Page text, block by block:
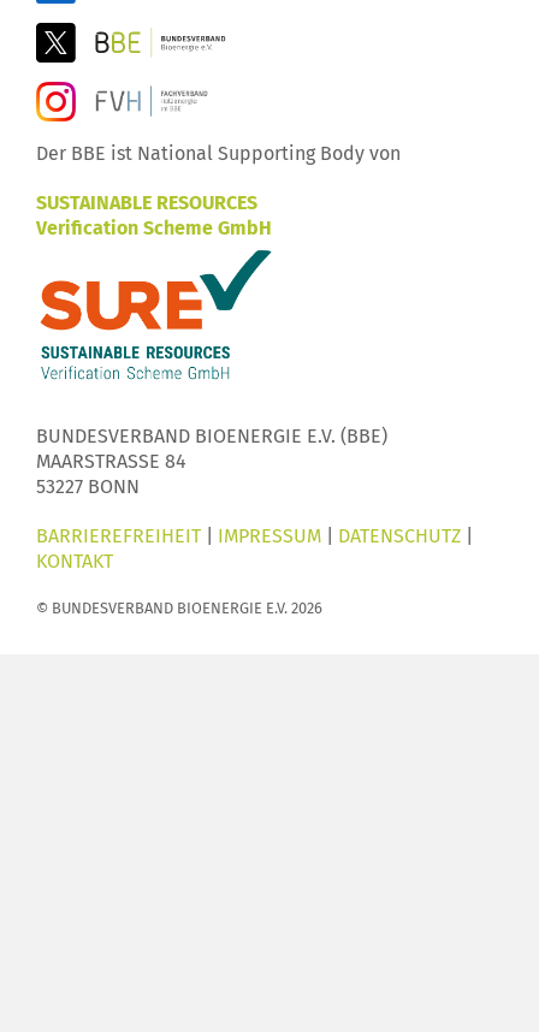
Der BBE ist National Supporting Body von
SUSTAINABLE RESOURCES
Verification Scheme GmbH
BUNDESVERBAND BIOENERGIE E.V. (BBE)
MAARSTRASSE 84
53227 BONN
BARRIEREFREIHEIT IMPRESSUM DATENSCHUTZ
KONTAKT
© BUNDESVERBAND BIOENERGIE E.V. 2026